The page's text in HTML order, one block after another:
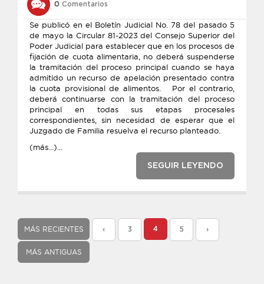
0 Comentarios
Se publicó en el Boletín Judicial No. 78 del pasado 5
de mayo la Circular 81-2023 del Consejo Superior del
Poder Judicial para establecer que en los procesos de
fijación de cuota alimentaria, no deberá suspenderse
la tramitación del proceso principal cuando se haya
admitido un recurso de apelación presentado contra
la cuota provisional de alimentos. Por el contrario,
deberá continuarse con la tramitación del proceso
principal en todas sus etapas procesales
correspondientes, sin necesidad de esperar que el
Juzgado de Familia resuelva el recurso planteado.
(más…)...
SEGUIR LEYENDO
MÁS RECIENTES ‹ 3 4 5 ›
MÁS ANTIGUAS